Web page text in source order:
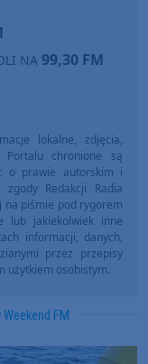
NA 99,30 FM
lokalne, zdjęcia,
chronione są
o prawie autorskim i
Redakcji Radia
na piśmie pod rygorem
lub jakiekolwiek inne
informacji, danych,
przez przepisy
użytkiem osobistym.
Weekend FM